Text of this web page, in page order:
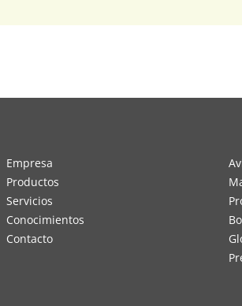
Empresa
Productos
Servicios
Conocimientos
Contacto